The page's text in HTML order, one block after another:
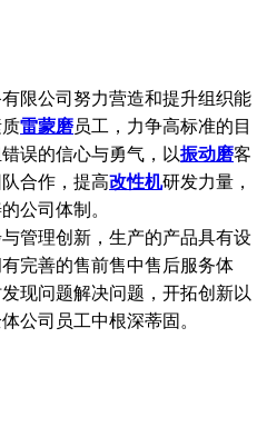
公司努力营造和提升组织能
雷蒙磨员工，力争高标准的目
误的信心与勇气，以振动磨客
合作，提高改性机研发力量，
公司体制。
理创新，生产的产品具有设
完善的售前售中售后服务体
现问题解决问题，开拓创新以
公司员工中根深蒂固。